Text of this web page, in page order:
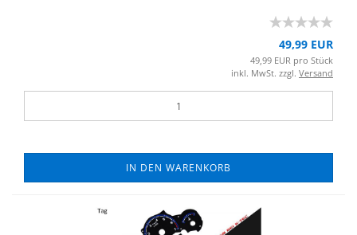
49,99 EUR
49,99 EUR pro Stück
inkl. MwSt. zzgl. Versand
IN DEN WARENKORB